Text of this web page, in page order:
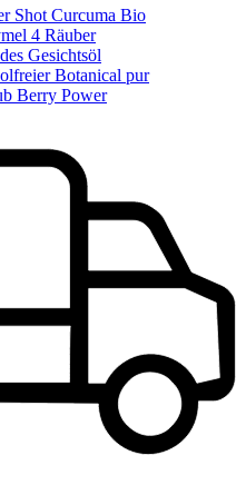
Shot Curcuma Bio
4 Räuber
Gesichtsöl
Botanical pur
Berry Power